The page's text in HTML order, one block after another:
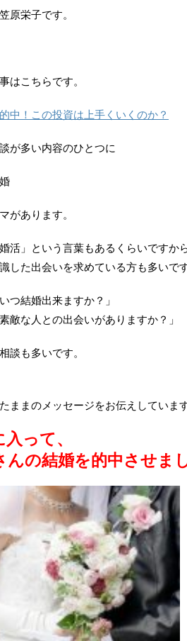
原栄子です。
はこちらです。
中！この投資は上手くいくのか？
が多い内容のひとつに
があります。
活」という言葉もあるくらいですから
した出会いを求めている方も多いです
つ結婚出来ますか？」
素敵な人との出会いがありますか？」
談も多いです。
ままのメッセージをお伝えしています
って、
んの結婚を的中させまし